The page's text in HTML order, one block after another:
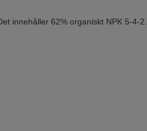
innehåller 62% organiskt NPK 5-4-2.